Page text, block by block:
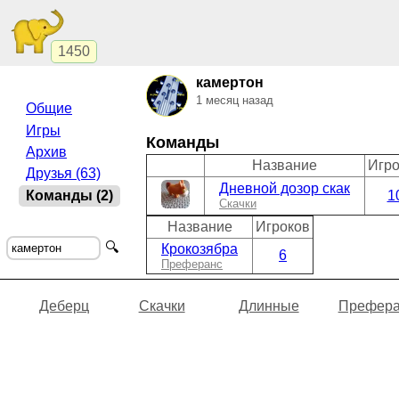
1450
камертон
1 месяц назад
Команды
Название
Дневной дозор скак
Скачки
Название
Игроков
Крокозябра
Преферанс
6
Общие
Игры
Архив
Друзья (63)
Команды (2)
🔍
Деберц Скачки Длинные